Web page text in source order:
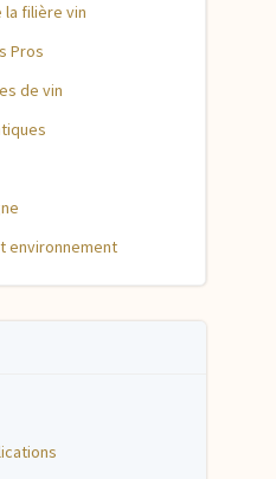
la filière vin
Pros
de vin
environnement